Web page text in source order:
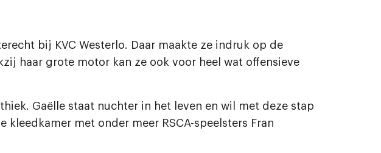
bij KVC Westerlo. Daar maakte ze indruk op de
haar grote motor kan ze ook voor heel wat offensieve
Gaëlle staat nuchter in het leven en wil met deze stap
met onder meer RSCA-speelsters Fran